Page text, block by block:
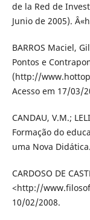
de la Red de
Junio de 2005).
BARROS Maciel,
Pontos e
(http://
Acesso em 17/03/
CANDAU, V.M.;
Formação do
uma Nova
CARDOSO DE
<http://
10/02/2008.